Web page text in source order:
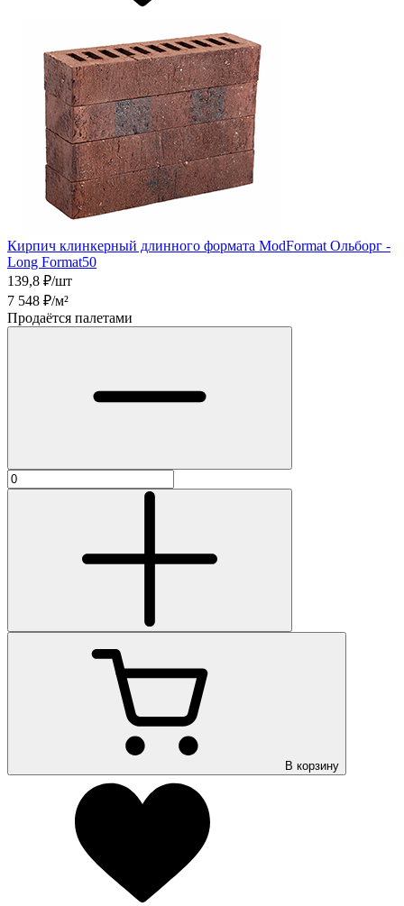
Кирпич клинкерный длинного формата ModFormat Ольборг -
Long Format50
139,8 ₽/шт
7 548 ₽/м²
Продаётся палетами
В корзину